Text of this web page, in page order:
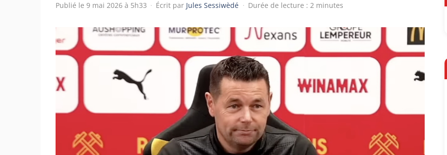
Publié le 9 mai 2026 à 5h33 · Écrit par Jules Sessiwèdé · Durée de lecture : 2 minutes